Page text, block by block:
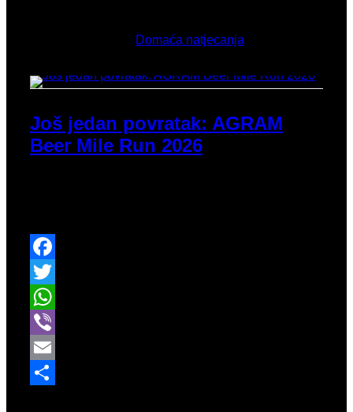
Domaća natjecanja
Još jedan povratak: AGRAM
Beer Mile Run 2026
Facebook
Twitter
WhatsApp
Viber
Email